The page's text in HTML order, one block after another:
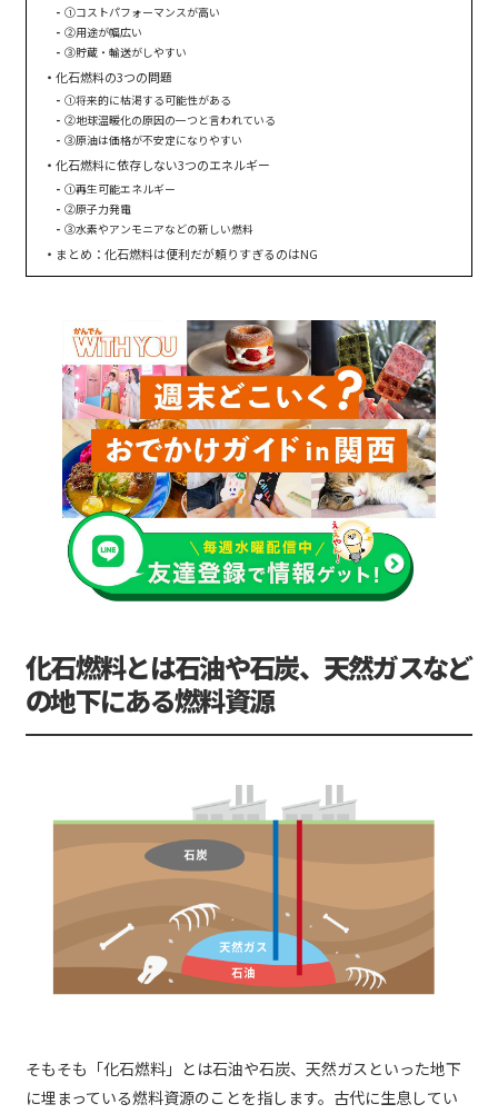
①コストパフォーマンスが高い
②用途が幅広い
③貯蔵・輸送がしやすい
化石燃料の3つの問題
①将来的に枯渇する可能性がある
②地球温暖化の原因の一つと言われている
③原油は価格が不安定になりやすい
化石燃料に依存しない3つのエネルギー
①再生可能エネルギー
②原子力発電
③水素やアンモニアなどの新しい燃料
まとめ：化石燃料は便利だが頼りすぎるのはNG
化石燃料とは石油や石炭、天然ガスなど
の地下にある燃料資源
そもそも「化石燃料」とは石油や石炭、天然ガスといった地下
に埋まっている燃料資源のことを指します。古代に生息してい